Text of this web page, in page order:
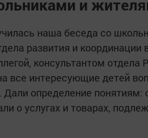
и
наша беседа со
развития и координации
консультантом отдела
все интересующие детей
определение понятиям:
о услугах и товарах,